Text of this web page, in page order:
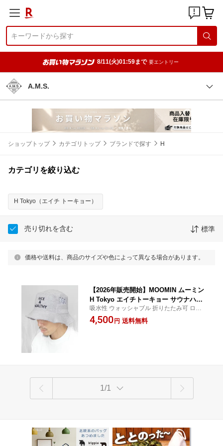
8/11(火)01:59まで 要エントリー
A.M.S.
ショップトップ カテゴリトップ ブランドで探す H
カテゴリを絞り込む
H Tokyo（エイチ トーキョー）
売り切れを含む 標準
価格や送料は、商品のサイズや色によって異なる場合があります。
【2026年販売開始】MOOMIN ムーミン
H Tokyo エイチトーキョー サウナハッ
ト メンズ レディース サウナキャップ
バケットハット パイル コットン 綿10
吸水性 ウォッシャブル 折りたたみ可 ロッ
カーキー収納 ミニポケット のぼせ対策 ヘ
アダメージ軽減 サウナー 温泉 お風呂グッ
4,500円 送料無料
1/1